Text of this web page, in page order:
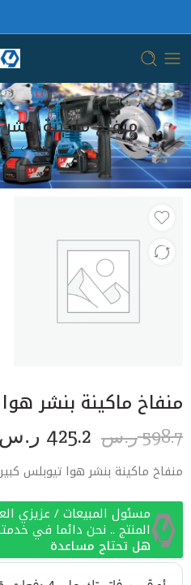
منفاخ ماكينة
بيت
منفاخ ماكينة بنشر
598.7 ر.س 425.2 ر.س
منفاخ ماكينة بنشر هوا تيوبلس كبير
مسئول المبيعات / عزيزي
المنتج .. نحن دائما في
هل تحتاج مساعدة